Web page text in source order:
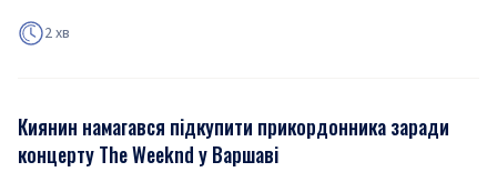
2 хв
Киянин намагався підкупити прикордонника заради
концерту The Weeknd у Варшаві